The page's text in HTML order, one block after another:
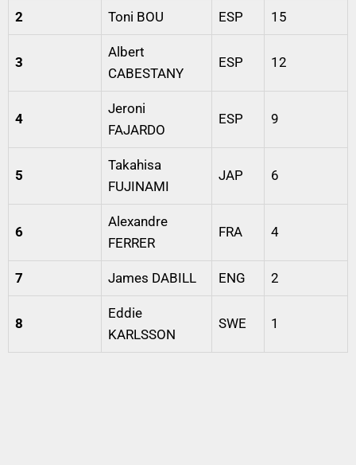
2 Toni BOU ESP 15
3
Albert
CABESTANY
ESP 12
4
Jeroni
FAJARDO
ESP 9
5
Takahisa
FUJINAMI
JAP 6
6
Alexandre
FERRER
FRA 4
7 James DABILL ENG 2
8
Eddie
KARLSSON
SWE 1